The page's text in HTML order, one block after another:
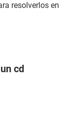
resolverlos en
cd